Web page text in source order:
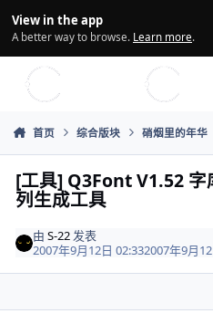
View in the app
A better way to browse. Learn more.
首页 综合版块 硝烟里的年华
[工具] Q3Font V1.52 字
列生成工具
由S-22 发表
2007年9月12日 02:332007年9月